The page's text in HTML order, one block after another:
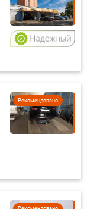
Рекомендовано